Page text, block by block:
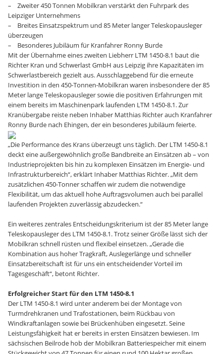
– Zweiter 450 Tonnen Mobilkran verstärkt den Fuhrpark des
Leipziger Unternehmens
– Breites Einsatzspektrum und 85 Meter langer Teleskopausleger
überzeugen
– Besonderes Jubiläum für Kranfahrer Ronny Burde
Mit der Übernahme eines zweiten Liebherr LTM 1450-8.1 baut die
Richter Kran und Schwerlast GmbH aus Leipzig ihre Kapazitäten im
Schwerlastbereich gezielt aus. Ausschlaggebend für die erneute
Investition in den 450-Tonnen-Mobilkran waren insbesondere der 85
Meter lange Teleskopausleger sowie die positiven Erfahrungen mit
einem bereits im Maschinenpark laufenden LTM 1450-8.1. Zur
Kranübergabe reiste neben Inhaber Matthias Richter auch Kranfahrer
Ronny Burde nach Ehingen, der ein besonderes Jubiläum feierte.
„Die Performance des Krans überzeugt uns täglich. Der LTM 1450-8.1
deckt eine außergewöhnlich große Bandbreite an Einsätzen ab – von
Industrieprojekten bis hin zu komplexen Einsätzen im Energie‑ und
Infrastrukturbereich“, erklärt Inhaber Matthias Richter. „Mit dem
zusätzlichen 450-Tonner schaffen wir zudem die notwendige
Flexibilität, um das aktuell hohe Auftragsvolumen auch bei parallel
laufenden Projekten zuverlässig abzudecken.“
Ein weiteres zentrales Entscheidungskriterium ist der 85 Meter lange
Teleskopausleger des LTM 1450-8.1. Trotz seiner Größe lässt sich der
Mobilkran schnell rüsten und flexibel einsetzen. „Gerade die
Kombination aus hoher Tragkraft, Auslegerlänge und schneller
Einsatzbereitschaft ist für uns ein entscheidender Vorteil im
Tagesgeschäft“, betont Richter.
Erfolgreicher Start für den LTM 1450‑8.1
Der LTM 1450‑8.1 wird unter anderem bei der Montage von
Turmdrehkranen und Trafostationen, beim Rückbau von
Windkraftanlagen sowie bei Brückenhüben eingesetzt. Seine
Leistungsfähigkeit hat er bereits in ersten Einsätzen bewiesen. Im
sächsischen Beilrode hob der Mobilkran Batteriespeicher mit einem